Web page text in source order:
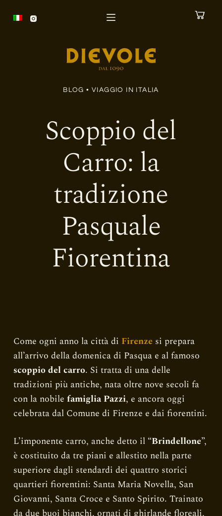
S
BLOG • VIAGGIO IN ITALIA
Scoppio del
Carro: la
tradizione
Pasquale
Fiorentina
Come ogni anno la città di Firenze si prepara
all’arrivo della domenica di Pasqua e al famoso
scoppio del carro. Si tratta di una delle
tradizioni più antiche, nata oltre nove secoli fa
con la nobile famiglia Pazzi, e ancora oggi
celebrata dal Comune di Firenze e dai fiorentini.
L’imponente carro, anche detto il “Brindellone”,
è costituito da tre piani e allestito nella parte
superiore dagli stendardi dei quattro storici
quartieri fiorentini: Santa Maria Novella, San
Giovanni, Santa Croce e Santo Spirito. Trainato
da due buoi bianchi, ornati di ghirlande floreali,